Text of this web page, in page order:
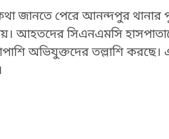
জানতে পেরে আনন্দপুর
আহতদের সিএনএমসি
অভিযুক্তদের তল্লাশি